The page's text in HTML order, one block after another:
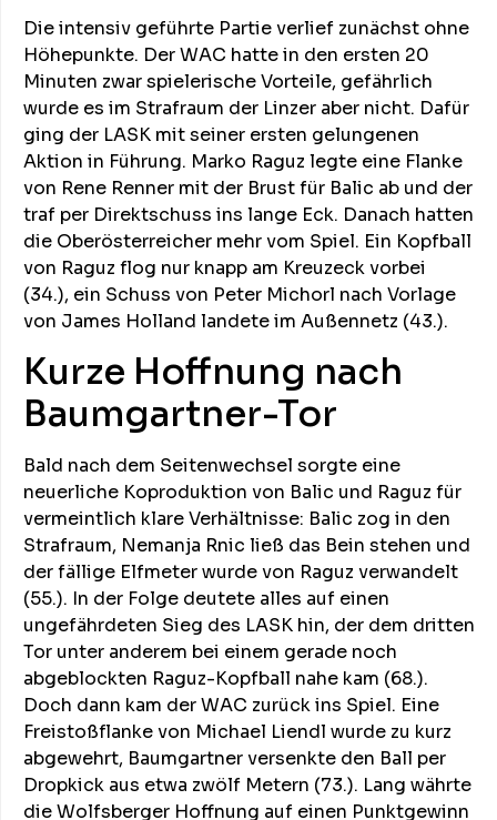
Die intensiv geführte Partie verlief zunächst ohne
Höhepunkte. Der WAC hatte in den ersten 20
Minuten zwar spielerische Vorteile, gefährlich
wurde es im Strafraum der Linzer aber nicht. Dafür
ging der LASK mit seiner ersten gelungenen
Aktion in Führung. Marko Raguz legte eine Flanke
von Rene Renner mit der Brust für Balic ab und der
traf per Direktschuss ins lange Eck. Danach hatten
die Oberösterreicher mehr vom Spiel. Ein Kopfball
von Raguz flog nur knapp am Kreuzeck vorbei
(34.), ein Schuss von Peter Michorl nach Vorlage
von James Holland landete im Außennetz (43.).
Kurze Hoffnung nach
Baumgartner-Tor
Bald nach dem Seitenwechsel sorgte eine
neuerliche Koproduktion von Balic und Raguz für
vermeintlich klare Verhältnisse: Balic zog in den
Strafraum, Nemanja Rnic ließ das Bein stehen und
der fällige Elfmeter wurde von Raguz verwandelt
(55.). In der Folge deutete alles auf einen
ungefährdeten Sieg des LASK hin, der dem dritten
Tor unter anderem bei einem gerade noch
abgeblockten Raguz-Kopfball nahe kam (68.).
Doch dann kam der WAC zurück ins Spiel. Eine
Freistoßflanke von Michael Liendl wurde zu kurz
abgewehrt, Baumgartner versenkte den Ball per
Dropkick aus etwa zwölf Metern (73.). Lang währte
die Wolfsberger Hoffnung auf einen Punktgewinn